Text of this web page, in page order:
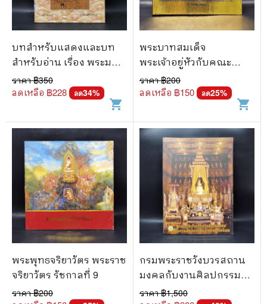
บทสำหรับแสดงและบท
สำหรับอ่าน เรื่อง พระมหา
ชนก
ราคา ฿350
ลดเหลือ ฿228 ลด34%
shopping_cart
พระบาทสมเด็จ
พระเจ้าอยู่หัวกับคณะ
องคมนตรี
ราคา ฿200
ลดเหลือ ฿150 ลด25%
shopping_cart
พระพุทธจริยาวัตร พระราช
จริยาวัตร รัชกาลที่ 9
ราคา ฿200
กรมพระราชวังบวรสถาน
มงคลกับงานศิลปกรรม
แบบพระราชนิยม
ราคา ฿1,500